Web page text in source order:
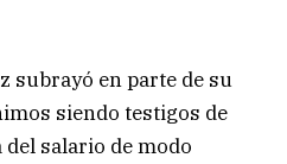
subrayó en parte de su
siendo testigos de
salario de modo